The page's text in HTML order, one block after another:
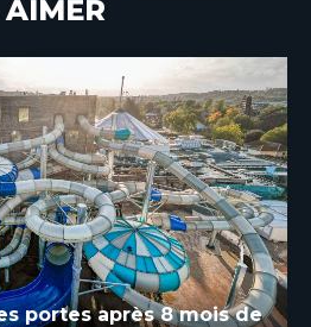
AIMER
portes après 8 mois de